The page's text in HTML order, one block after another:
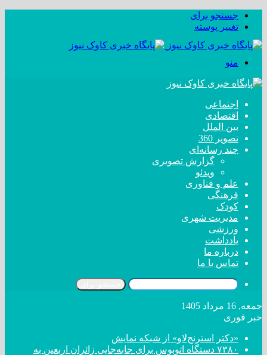
جستجو برای
تغییر پوسته
منو
اجتماعی
اقتصادی
بین الملل
تصویر 360
چند رسانه‌ای
گزارش تصویری
ویدئو
علم و فناوری
فرهنگی
کودک
مدیریت شهری
ورزشی
یادداشت
درباره ما
تماس با ما
جمعه, 16 مرداد 1405
خبر فوری
«دکتر استرنج‌لاو» از شبکه نمایش
۷۳۸۰ دستگاه اتوبوس برای جابه‌جایی زائران اربعین به